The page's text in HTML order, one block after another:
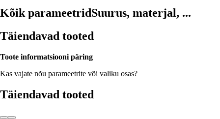
Kõik parameetridSuurus, materjal, ...
Täiendavad tooted
Toote informatsiooni päring
Kas vajate nõu parameetrite või valiku osas?
Täiendavad tooted